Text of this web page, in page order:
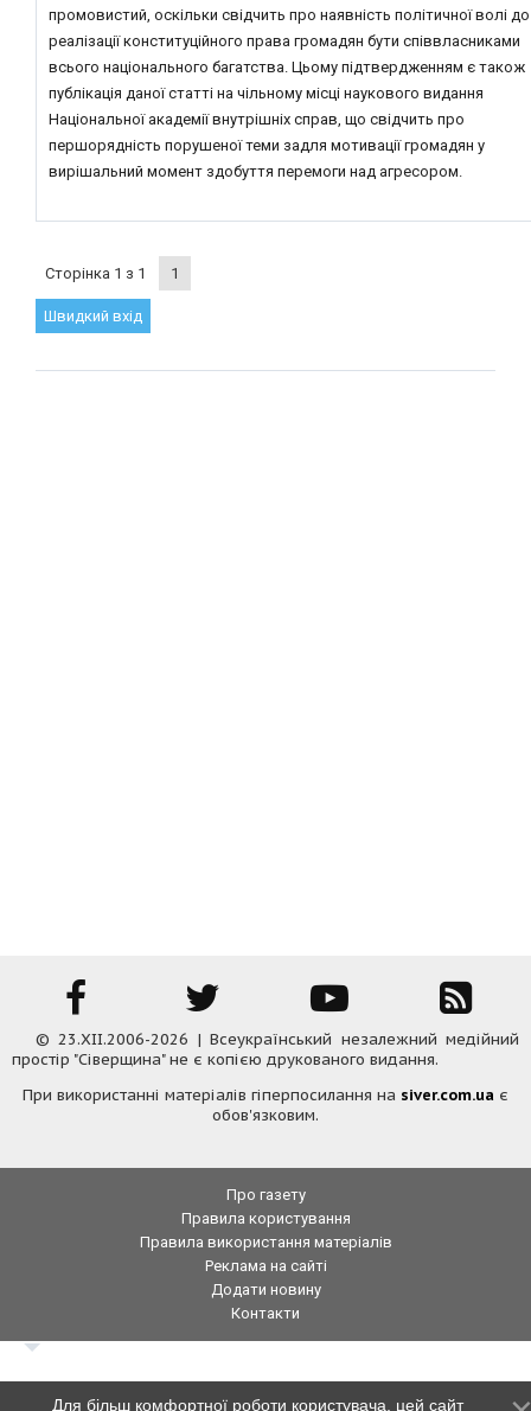
промовистий, оскільки свідчить про наявність політичної волі до
реалізації конституційного права громадян бути співвласниками
всього національного багатства. Цьому підтвердженням є також
публікація даної статті на чільному місці наукового видання
Національної академії внутрішніх справ, що свідчить про
першорядність порушеної теми задля мотивації громадян у
вирішальний момент здобуття перемоги над агресором.
Сторінка 1 з 1 1
© 23.XII.2006-2026 | Всеукраїнський незалежний медійний
простір "Сіверщина" не є копією друкованого видання.
При використанні матеріалів гіперпосилання на siver.com.ua є
обов'язковим.
Про газету
Правила користування
Правила використання матеріалів
Реклама на сайті
Додати новину
Контакти
Для більш комфортної роботи користувача, цей сайт